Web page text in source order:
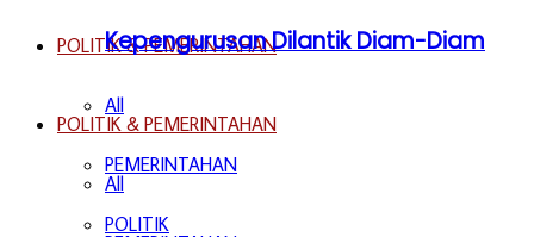
POLITIK & PEMERINTAHAN
All
PEMERINTAHAN
POLITIK
Kepengurusan Dilantik Diam-Diam
POLITIK & PEMERINTAHAN
All